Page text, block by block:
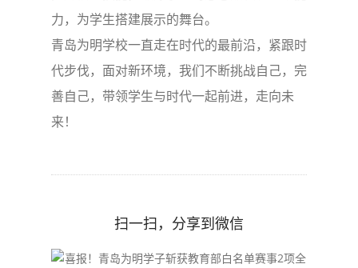
力，为学生搭建展示的舞台。
青岛为明学校一直走在时代的最前沿，紧跟时
代步伐，面对新环境，我们不断挑战自己，完
善自己，带领学生与时代一起前进，走向未
来！
扫一扫，分享到微信